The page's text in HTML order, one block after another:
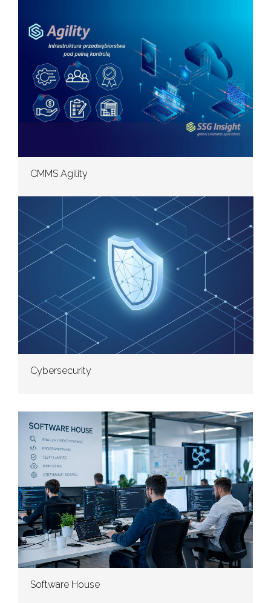
CMMS Agility
Cybersecurity
Software House